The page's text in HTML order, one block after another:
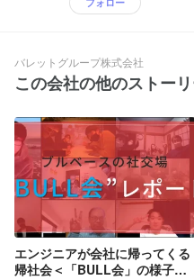
バレットグループ株式会社
この会社の他のストー
エンジニアが会社に帰ってくる
帰社会＜「BULL会」の様子を